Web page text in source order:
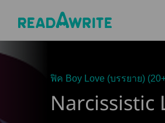
ฟิค Boy Love (บรรยาย)
Narcissistic